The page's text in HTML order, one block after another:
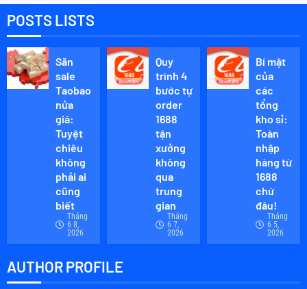
THÁNG 1
15, 2026
0
POSTS LISTS
Săn
sale
Taobao
nửa
giá:
Tuyệt
chiêu
không
phải ai
cũng
biết
Tháng
6 8,
2026
Quy
trình 4
bước tự
order
1688
tận
xưởng
không
qua
trung
gian
Tháng
6 7,
2026
Bí mật
của
các
tổng
kho sỉ:
Toàn
nhập
hàng từ
1688
chứ
đâu!
Tháng
6 5,
2026
AUTHOR PROFILE